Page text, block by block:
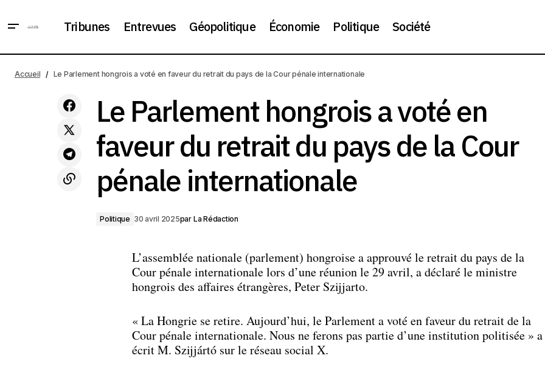
Tribunes Entrevues Géopolitique Économie Politique Société
officiellement l'envoi de troupes en
Le Parlement hongrois a voté en faveur du retrait du pays de la Cour
Accueil Le Parlement hongrois a voté en faveur du retrait du pays de la Cour pénale internationale
Le Parlement hongrois a voté en
faveur du retrait du pays de la Cour
pénale internationale
Politique 30 avril 2025par La Rédaction
L’assemblée nationale (parlement) hongroise a approuvé le retrait du pays de la
Cour pénale internationale lors d’une réunion le 29 avril, a déclaré le ministre
hongrois des affaires étrangères, Peter Szijjarto.
« La Hongrie se retire. Aujourd’hui, le Parlement a voté en faveur du retrait de la
Cour pénale internationale. Nous ne ferons pas partie d’une institution politisée » a
écrit M. Szijjártó sur le réseau social X.